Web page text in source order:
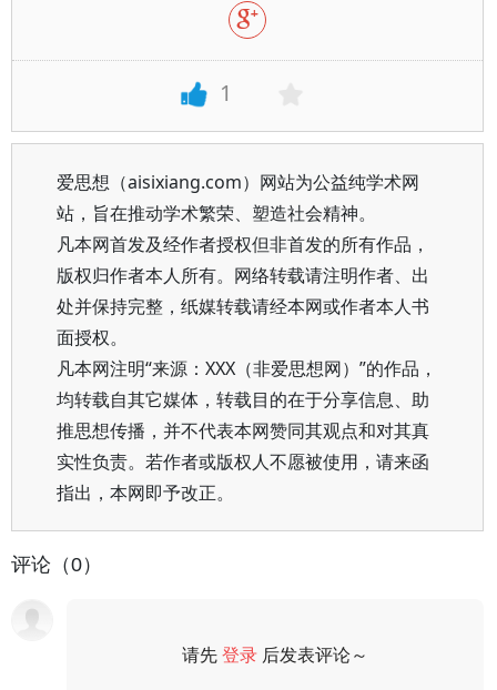
1
爱思想（aisixiang.com）网站为公益纯学术网
站，旨在推动学术繁荣、塑造社会精神。
凡本网首发及经作者授权但非首发的所有作品，
版权归作者本人所有。网络转载请注明作者、出
处并保持完整，纸媒转载请经本网或作者本人书
面授权。
凡本网注明“来源：XXX（非爱思想网）”的作品，
均转载自其它媒体，转载目的在于分享信息、助
推思想传播，并不代表本网赞同其观点和对其真
实性负责。若作者或版权人不愿被使用，请来函
指出，本网即予改正。
评论（0）
请先登录 后发表评论～